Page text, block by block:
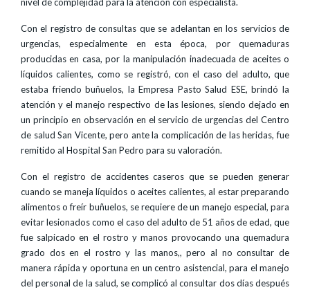
Con el registro de consultas que se adelantan en los servicios de
urgencias, especialmente en esta época, por quemaduras
producidas en casa, por la manipulación inadecuada de aceites o
líquidos calientes, como se registró, con el caso del adulto, que
estaba friendo buñuelos, la Empresa Pasto Salud ESE, brindó la
atención y el manejo respectivo de las lesiones, siendo dejado en
un principio en observación en el servicio de urgencias del Centro
de salud San Vicente, pero ante la complicación de las heridas, fue
remitido al Hospital San Pedro para su valoración.
Con el registro de accidentes caseros que se pueden generar
cuando se maneja líquidos o aceites calientes, al estar preparando
alimentos o freír buñuelos, se requiere de un manejo especial, para
evitar lesionados como el caso del adulto de 51 años de edad, que
fue salpicado en el rostro y manos provocando una quemadura
grado dos en el rostro y las manos,, pero al no consultar de
manera rápida y oportuna en un centro asistencial, para el manejo
del personal de la salud, se complicó al consultar dos días después